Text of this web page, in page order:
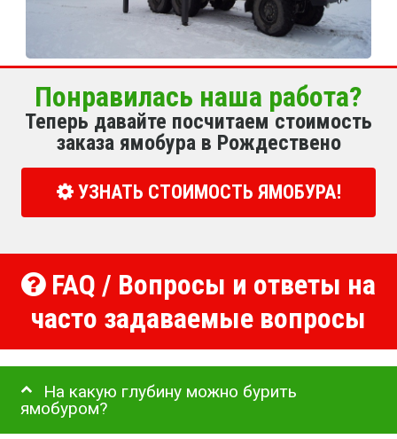
Понравилась наша работа?
Теперь давайте посчитаем стоимость
заказа ямобура в Рождествено
УЗНАТЬ СТОИМОСТЬ ЯМОБУРА!
FAQ / Вопросы и ответы на
часто задаваемые вопросы
На какую глубину можно бурить
ямобуром?